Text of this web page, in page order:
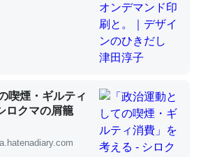
ルシウムも酸素も不足してて両方に不
ガニ・ウミグモ）はカルシウムを使わ
る筈だが、酵素が違うのか？
】昆虫学の大問題＝「昆虫はなぜ海にいな
喫煙・ギルティ
ロクマの屑籠